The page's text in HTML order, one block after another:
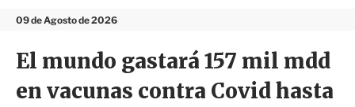
n
09 de Agosto de 2026
a
S
s
i
r
El mundo gastará 157 mil mdd
en vacunas contra Covid hasta